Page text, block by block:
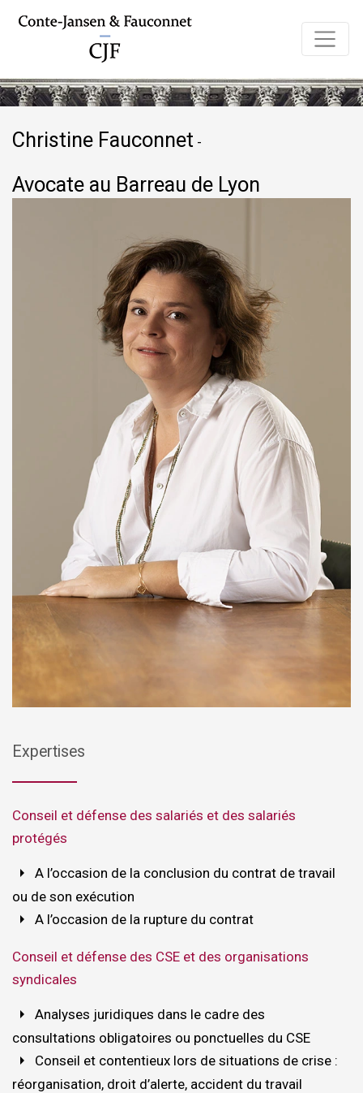
Christine Fauconnet -
Avocate au Barreau de Lyon
Expertises
Conseil et défense des salariés et des salariés
protégés
arrow_right
A l’occasion de la conclusion du contrat de travail
ou de son exécution
arrow_right A l’occasion de la rupture du contrat
Conseil et défense des CSE et des organisations
syndicales
arrow_right
Analyses juridiques dans le cadre des
consultations obligatoires ou ponctuelles du CSE
arrow_right
Conseil et contentieux lors de situations de crise :
réorganisation, droit d’alerte, accident du travail